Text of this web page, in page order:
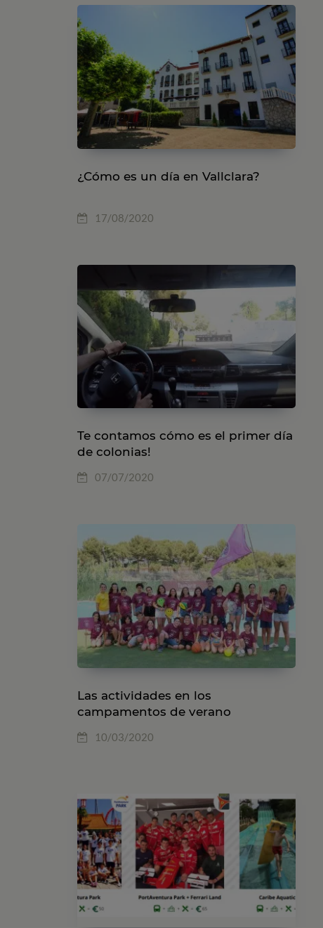
¿Cómo es un día en Vallclara?
17/08/2020
Te contamos cómo es el primer día
de colonias!
07/07/2020
Las actividades en los
campamentos de verano
10/03/2020